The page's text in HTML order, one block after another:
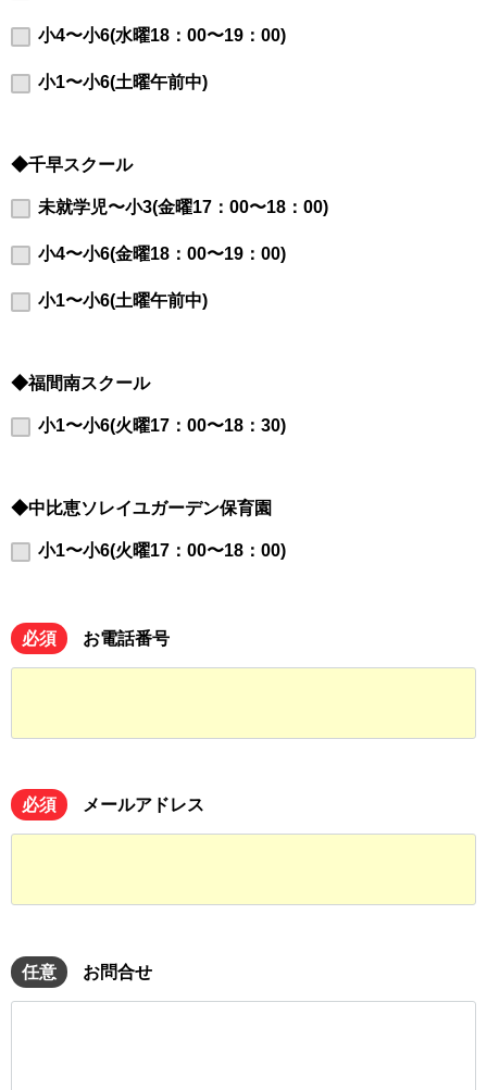
小4〜小6(水曜18：00〜19：00)
小1〜小6(土曜午前中)
◆千早スクール
未就学児〜小3(金曜17：00〜18：00)
小4〜小6(金曜18：00〜19：00)
小1〜小6(土曜午前中)
◆福間南スクール
小1〜小6(火曜17：00〜18：30)
◆中比恵ソレイユガーデン保育園
小1〜小6(火曜17：00〜18：00)
必須 お電話番号
必須 メールアドレス
任意 お問合せ